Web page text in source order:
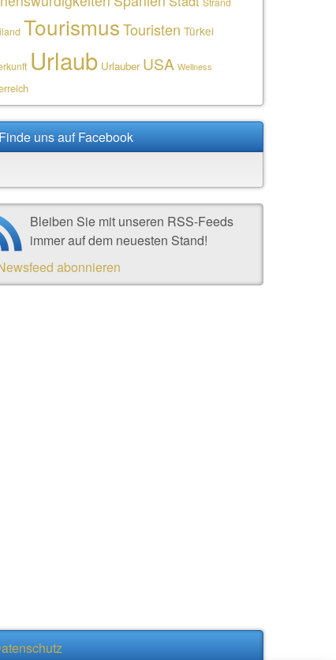
Tourismus Touristen Türkei
Urlaub Urlauber USA Wellness
uns auf Facebook
Bleiben Sie mit unseren RSS-Feeds
immer auf dem neuesten Stand!
abonnieren